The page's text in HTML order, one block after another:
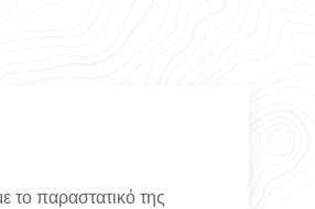
το παραστατικό της